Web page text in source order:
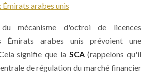
arabes unis
mécanisme d'octroi de licences
Émirats arabes unis prévoient une
signifie que la SCA(rappelons qu'il
de régulation du marché financier